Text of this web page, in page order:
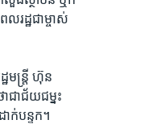
រដ្ឋ​ជា​ម្ចាស់​
មន្ត្រី​ ហ៊ុន
ជា​ជ័យ​ជម្នះ
ក់បន្ទុក។